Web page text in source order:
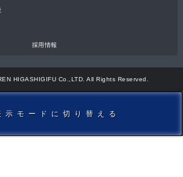
採用情報
HIGASHIGIFU Co.,LTD. All Rights Reserved.
示モードに切り替える